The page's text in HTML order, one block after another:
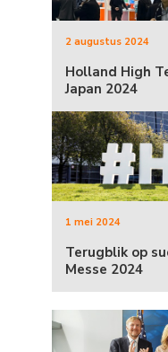
2 augustus 2024
Holland High
Japan 2024
1 mei 2024
Terugblik op
Messe 2024